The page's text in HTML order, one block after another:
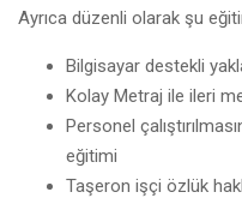
Ayrıca düzenli olarak şu
Bilgisayar destekli
Kolay Metraj ile ileri
Personel
eğitimi
Taşeron işçi özlük